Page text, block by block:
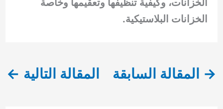
الخزانات البلاستيكية.
→ المقالة السابقة المقالة التالية ←